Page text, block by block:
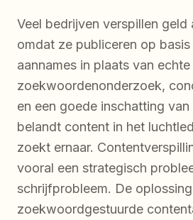
Veel bedrijven verspillen geld
omdat ze publiceren op
aannames in plaats van
zoekwoordenonderzoek,
en een goede inschatting
belandt content in het
zoekt ernaar.
vooral een strategisch
schrijfprobleem. De
zoekwoordgestuurde